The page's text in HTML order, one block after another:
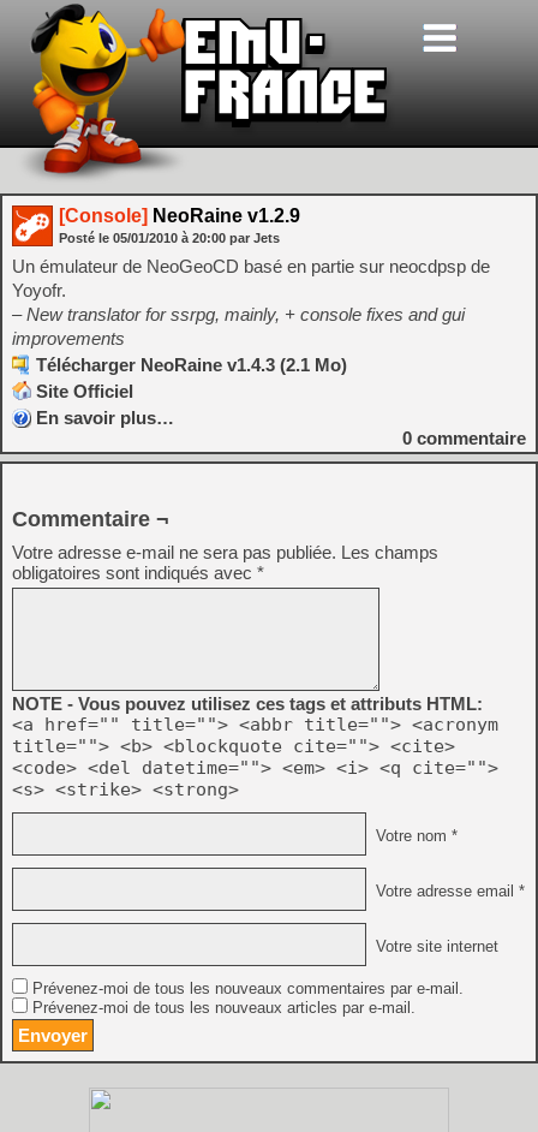
[Console] NeoRaine v1.2.9
Posté le 05/01/2010 à 20:00 par Jets
Un émulateur de NeoGeoCD basé en partie sur neocdpsp de
Yoyofr.
– New translator for ssrpg, mainly, + console fixes and gui
improvements
Télécharger NeoRaine v1.4.3 (2.1 Mo)
Site Officiel
En savoir plus…
0 commentaire
Commentaire ¬
Votre adresse e-mail ne sera pas publiée. Les champs
obligatoires sont indiqués avec *
NOTE - Vous pouvez utilisez ces tags et attributs HTML:
<a href="" title=""> <abbr title=""> <acronym
title=""> <b> <blockquote cite=""> <cite>
<code> <del datetime=""> <em> <i> <q cite="">
<s> <strike> <strong>
Votre nom *
Votre adresse email *
Votre site internet
Prévenez-moi de tous les nouveaux commentaires par e-mail.
Prévenez-moi de tous les nouveaux articles par e-mail.